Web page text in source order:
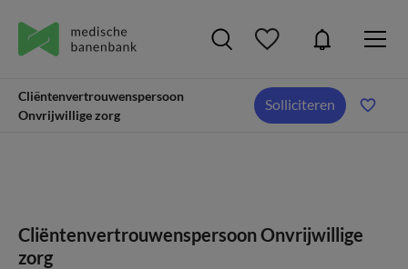
Cliëntenvertrouwenspersoon
Onvrijwillige zorg
Solliciteren
Cliëntenvertrouwenspersoon Onvrijwillige
zorg